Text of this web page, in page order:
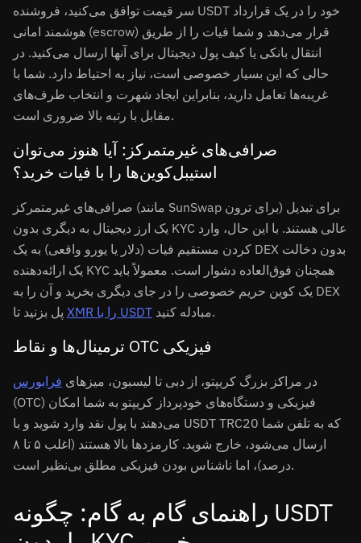
سر قیمت توافق می‌کنید، فروشنده USDT خود را در یک قرارداد
هوشمند امانی (escrow) قرار می‌دهد و شما فیات را از طریق
انتقال بانکی یا کیف پول دیجیتال برای آنها ارسال می‌کنید. در
حالی که این بسیار خصوصی است، نیاز به احتیاط دارد. شما با
غریبه‌ها تعامل دارید، بنابراین ایجاد شهرت و انتخاب طرف‌های
مقابل با رتبه بالا ضروری است.
صرافی‌های غیرمتمرکز: آیا هنوز می‌توان
استیبل‌کوین‌ها را با فیات خرید؟
صرافی‌های غیرمتمرکز (مانند SunSwap برای ترون) برای تبدیل
یک ارز دیجیتال به دیگری بدون KYC عالی هستند. با این حال، وارد
کردن مستقیم فیات (دلار یا یورو واقعی) به یک DEX بدون دخالت
یک ارائه‌دهنده KYC همچنان فوق‌العاده دشوار است. معمولاً باید
یک کوین حریم خصوصی را در جای دیگری بخرید و آن را به DEX
XMR را با USDT مبادله کنید.
ترمینال‌ها و نقاط OTC فیزیکی
در مراکز بزرگ کریپتو، از دبی تا لیسبون، میزهای فرابورس
(OTC) فیزیکی و دستگاه‌های خودپرداز کریپتو به شما امکان
می‌دهند با پول نقد وارد شوید و با USDT TRC20 که به تلفن شما
ارسال می‌شود، خارج شوید. کارمزدها بالا هستند (اغلب ۵ تا ۸
درصد)، اما ناشناس بودن فیزیکی مطلق بی‌نظیر است.
راهنمای گام به گام: چگونه USDT